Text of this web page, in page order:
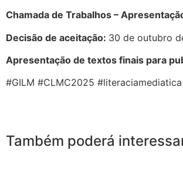
Chamada de Trabalhos –
Decisão de aceitação: 30 de outubro
Apresentação de textos finais para
#GILM #CLMC2025
Também poderá